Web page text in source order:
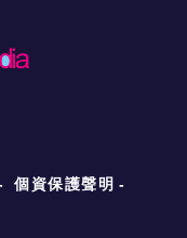
下一代太空產
利，中國人工
持科技自立自
能力等越來越
研發的雙線並
。 而且，
，包括蔚來、
過戰略配售或
180%，頭部
紛將產能轉向
業內出現存儲
個資保護聲明